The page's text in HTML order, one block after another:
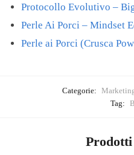
Protocollo Evolutivo –
Perle Ai Porci – Mindset
Perle ai Porci (Crusca
Categorie:
Tag: